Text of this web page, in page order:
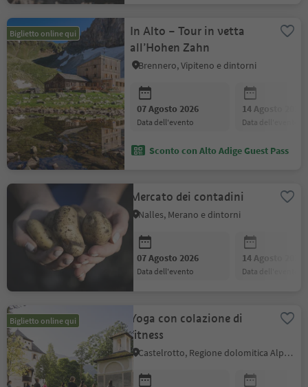
Biglietto online qui
In Alto – Tour in vetta
all’Hohen Zahn
Brennero, Vipiteno e dintorni
07 Agosto 2026
data dell'evento
14 Agosto 2026
data dell'evento
Sconto con Alto Adige Guest Pass
Mercato dei contadini
Nalles, Merano e dintorni
07 Agosto 2026
data dell'evento
14 Agosto 2026
data dell'evento
Biglietto online qui
Yoga con colazione di
fitness
Castelrotto, Regione dolomitica Alpe di Siusi